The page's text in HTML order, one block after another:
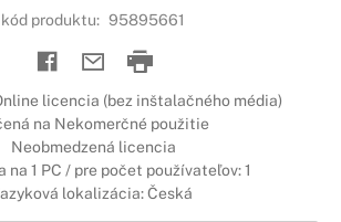
kód produktu: 95895661
licencia (bez inštalačného média)
na Nekomerčné použitie
Neobmedzená licencia
na 1 PC / pre počet používateľov: 1
lokalizácia: Česká